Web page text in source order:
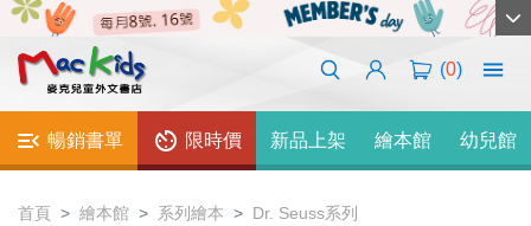
(0)
暢銷書單 限時價 新品上架 繪本館 幼兒館
首頁 繪本館 系列繪本 Dr. Seuss系列